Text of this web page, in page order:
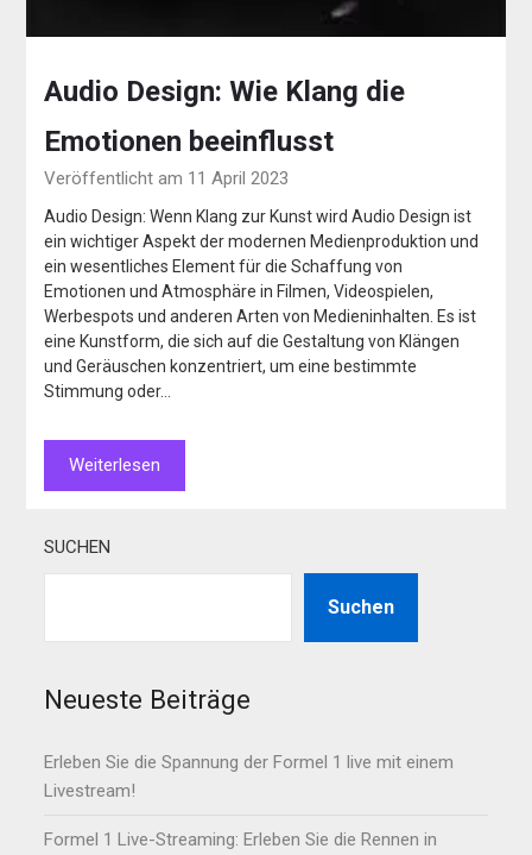
Audio Design: Wie Klang die
Emotionen beeinflusst
Veröffentlicht am 11 April 2023
Audio Design: Wenn Klang zur Kunst wird Audio Design ist
ein wichtiger Aspekt der modernen Medienproduktion und
ein wesentliches Element für die Schaffung von
Emotionen und Atmosphäre in Filmen, Videospielen,
Werbespots und anderen Arten von Medieninhalten. Es ist
eine Kunstform, die sich auf die Gestaltung von Klängen
und Geräuschen konzentriert, um eine bestimmte
Stimmung oder…
Weiterlesen
SUCHEN
Suchen
Neueste Beiträge
Erleben Sie die Spannung der Formel 1 live mit einem
Livestream!
Formel 1 Live-Streaming: Erleben Sie die Rennen in